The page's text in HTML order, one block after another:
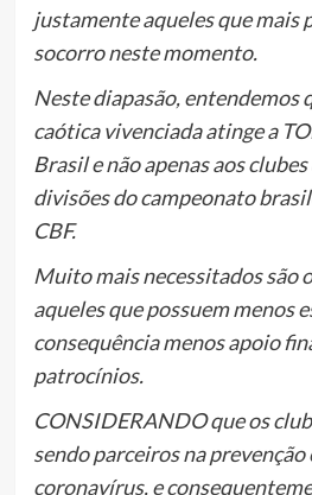
justamente aqueles que mais
socorro neste momento.
Neste diapasão, entendemos
caótica vivenciada atinge a
Brasil e não apenas aos
divisões do campeonato
CBF.
Muito mais necessitados são
aqueles que possuem menos
consequência menos apoio
patrocínios.
CONSIDERANDO que os
sendo parceiros na prevenção
coronavírus, e